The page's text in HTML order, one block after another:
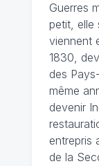
Guerres
petit, elle
viennent
1830,
des
même
devenir
entrepris
de la